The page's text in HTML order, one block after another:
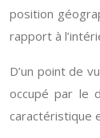
position
rapport à
D’un point de
occupé par le
caractéristique